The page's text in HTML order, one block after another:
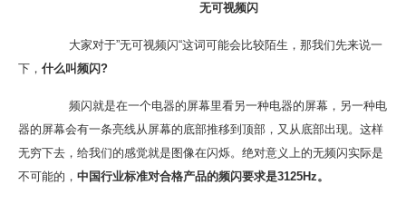
无可视频闪
大家对于”无可视频闪“这词可能会比较陌生，那我们先来说一
下， 什么叫频闪?
频闪就是在一个电器的屏幕里看另一种电器的屏幕，另一种电
器的屏幕会有一条亮线从屏幕的底部推移到顶部，又从底部出现。这样
无穷下去，给我们的感觉就是图像在闪烁。绝对意义上的无频闪实际是
不可能的， 中国行业标准对合格产品的频闪要求是3125Hz。